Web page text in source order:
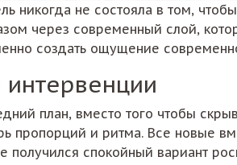
никогда не состояла в том,
через современный слой,
создать ощущение
план, вместо того чтобы
пропорций и ритма. Все новые
спокойный вариант